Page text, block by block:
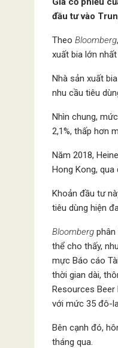
đầu tư vào
Theo Bloomberg
xuất bia lớn
Nhà sản xuất
nhu cầu tiêu
Nhìn chung,
2,1%, thấp hơn
Năm 2018,
Hong Kong,
Khoản đầu tư
tiêu dùng hiện
Bloomberg phân
thể cho thấy,
mực Báo cáo
thời gian dài,
Resources Beer
với mức 35 đô-
Bên cạnh đó,
tháng qua.